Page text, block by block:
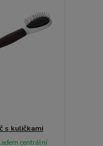
s kuličkami
centrální